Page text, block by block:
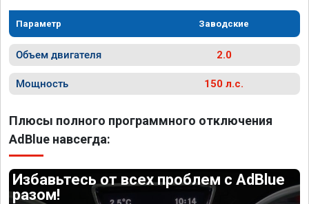
Параметр Заводские
Объем двигателя 2.0
Мощность 150 л.с.
Плюсы полного программного отключения
AdBlue навсегда:
Избавьтесь от всех проблем с AdBlue
разом!